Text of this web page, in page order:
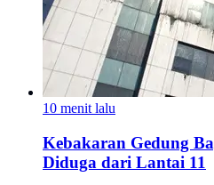
10 menit lalu
Kebakaran Gedung
Diduga dari Lantai 11